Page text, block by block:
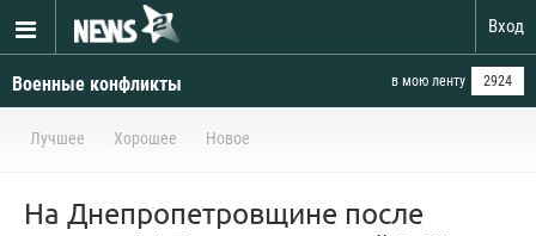
Вход
Военные конфликты в мою ленту 2924
Лучшее Хорошее Новое
На Днепропетровщине после